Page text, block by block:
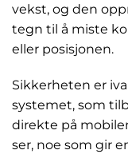
vekst, og den
tegn til å miste
eller posisjonen.
Sikkerheten er
systemet, som
direkte på
ser, noe som gir